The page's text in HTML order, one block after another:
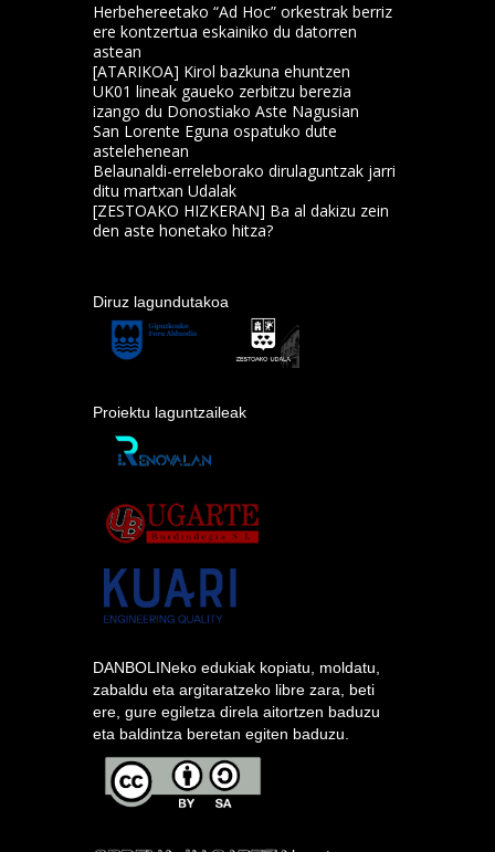
Herbehereetako “Ad Hoc” orkestrak berriz
ere kontzertua eskainiko du datorren
astean
[ATARIKOA] Kirol bazkuna ehuntzen
UK01 lineak gaueko zerbitzu berezia
izango du Donostiako Aste Nagusian
San Lorente Eguna ospatuko dute
astelehenean
Belaunaldi-erreleborako dirulaguntzak jarri
ditu martxan Udalak
[ZESTOAKO HIZKERAN] Ba al dakizu zein
den aste honetako hitza?
Diruz lagundutakoa
Proiektu laguntzaileak
DANBOLINeko edukiak kopiatu, moldatu,
zabaldu eta argitaratzeko libre zara, beti
ere, gure egiletza direla aitortzen baduzu
eta baldintza beretan egiten baduzu.